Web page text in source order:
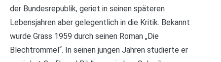
der Bundesrepublik, geriet in seinen späteren
Lebensjahren aber gelegentlich in die Kritik. Bekannt
wurde Grass 1959 durch seinen Roman „Die
Blechtrommel“. In seinen jungen Jahren studierte er